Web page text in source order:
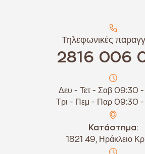
Τηλεφωνικές
2816 006
Δευ - Τετ - Σαβ 09:30
Τρι - Πεμ - Παρ 09:30
Κατάστημα:
1821 49, Ηράκλειο